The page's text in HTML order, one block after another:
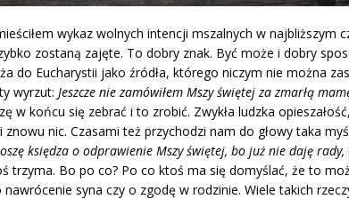
wykaz wolnych intencji mszalnych w najbliższym
zostaną zajęte. To dobry znak. Być może i dobry
do Eucharystii jako źródła, którego niczym nie można
wyrzut: Jeszcze nie zamówiłem Mszy świętej za zmarłą
w końcu się zebrać i to zrobić. Zwykła ludzka
nic. Czasami też przychodzi nam do głowy taka
księdza o odprawienie Mszy świętej, bo już nie daję rady,
trzyma. Bo po co? Po co ktoś ma się domyślać, że to
syna czy o zgodę w rodzinie. Wiele takich